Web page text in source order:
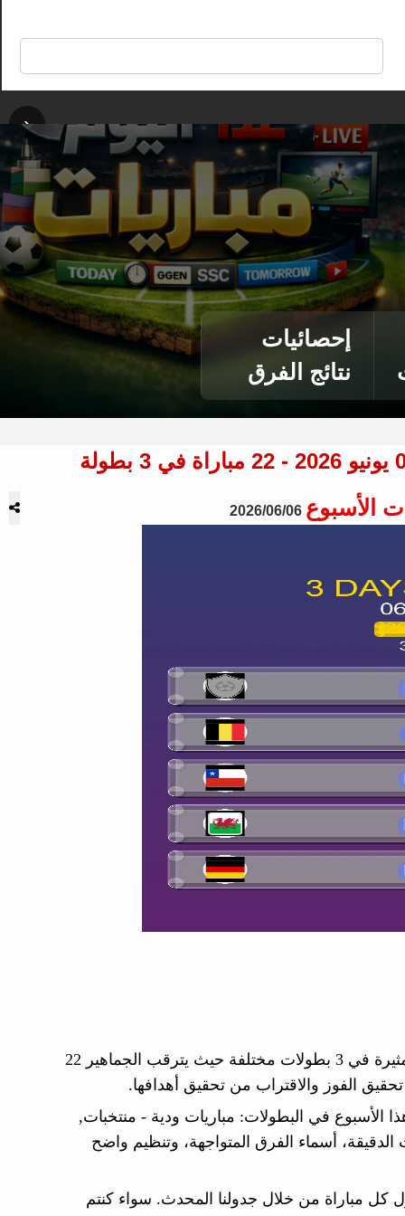
‹
إحصائيات
نتائج الفرق
الأسبوع 2026/06/06
تنطلق خلال الأسبوع من السبت 06 يونيو حتى 08 يونيو 2026 مباريات مثيرة في 3 بطولات مختلفة حيث يترقب الجماهير 22
الفوز والاقتراب من تحقيق أهدافها.
الأسبوع في البطولات: مباريات ودية - منتخبات,
أسماء الفرق المتواجهة، وتنظيم واضح
كل مباراة من خلال جدولنا المحدث. سواء كنتم